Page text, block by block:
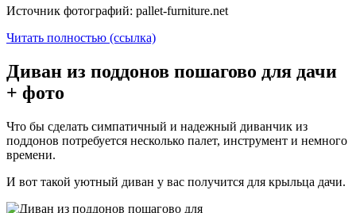
Источник фотографий: pallet-furniture.net
Читать полностью (ссылка)
Диван из поддонов пошагово для дачи
+ фото
Что бы сделать симпатичный и надежный диванчик из
поддонов потребуется несколько палет, инструмент и немного
времени.
И вот такой уютный диван у вас получится для крыльца дачи.